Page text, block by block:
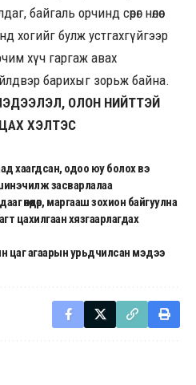
байгаль орчинд сөрөг нөлөө
хогийг булж устгахгүйгээр
хүч гаргаж авах
барихыг зорьж байна.
ОЛОН НИЙТТЭЙ
ХЭЛТЭС
хаагдсан, одоо юу болох вэ
засварлалаа
өнөөдөр, маргааш зохион байгуулна
цахилгаан хязгаарлагдах
цаг агаарын урьдчилсан мэдээ